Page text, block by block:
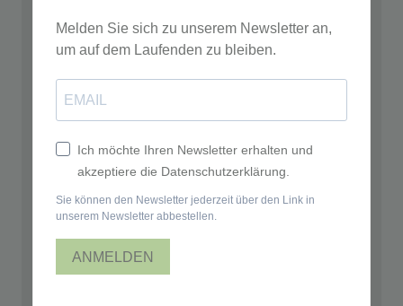
Melden Sie sich zu unserem Newsletter an,
um auf dem Laufenden zu bleiben.
Ich möchte Ihren Newsletter erhalten und
akzeptiere die Datenschutzerklärung.
Sie können den Newsletter jederzeit über den Link in
unserem Newsletter abbestellen.
ANMELDEN